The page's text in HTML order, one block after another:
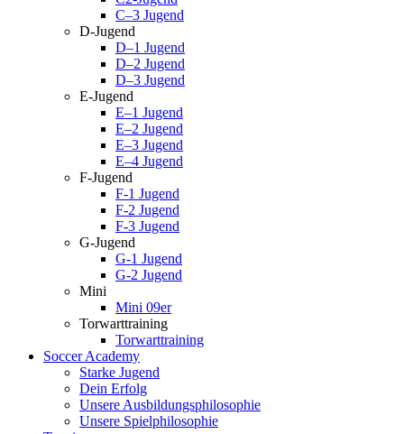
C–3 Jugend
D-Jugend
D–1 Jugend
D–2 Jugend
D–3 Jugend
E-Jugend
E–1 Jugend
E–2 Jugend
E–3 Jugend
E–4 Jugend
F-Jugend
F-1 Jugend
F-2 Jugend
F-3 Jugend
G-Jugend
G-1 Jugend
G-2 Jugend
Mini
Mini 09er
Torwarttraining
Torwarttraining
Soccer Academy
Starke Jugend
Dein Erfolg
Unsere Ausbildungsphilosophie
Unsere Spielphilosophie